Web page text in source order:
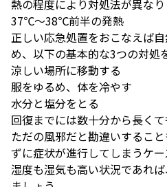
熱の程度により対処法が異なり
37℃～38℃前半の発熱
正しい応急処置をおこなえば
め、以下の基本的な3つの対処
涼しい場所に移動する
服をゆるめ、体を冷やす
水分と塩分をとる
回復までには数十分から長くて
ただの風邪だと勘違いするこ
ずに症状が進行してしまうケー
湿度も湿気も高い状況であれ